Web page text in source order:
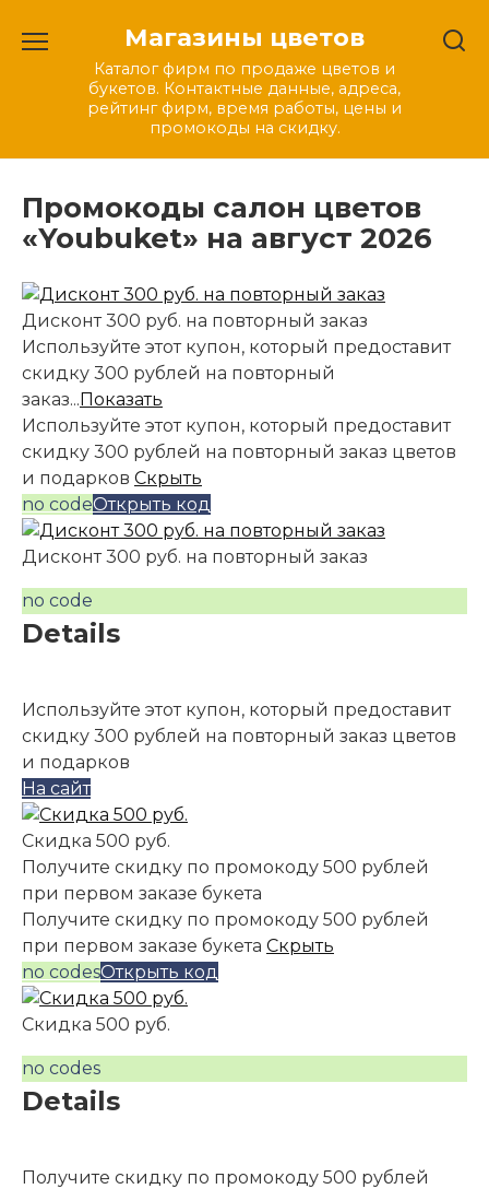
содержанию
Магазины цветов
Каталог фирм по продаже цветов и
букетов. Контактные данные, адреса,
рейтинг фирм, время работы, цены и
промокоды на скидку.
Промокоды салон цветов
«Youbuket» на август 2026
Дисконт 300 руб. на повторный заказ
Используйте этот купон, который предоставит
скидку 300 рублей на повторный
заказ...Показать
Используйте этот купон, который предоставит
скидку 300 рублей на повторный заказ цветов
и подарков Скрыть
no codeОткрыть код
Дисконт 300 руб. на повторный заказ
no code
Details
Используйте этот купон, который предоставит
скидку 300 рублей на повторный заказ цветов
и подарков
На сайт
Скидка 500 руб.
Получите скидку по промокоду 500 рублей
при первом заказе букета
Получите скидку по промокоду 500 рублей
при первом заказе букета Скрыть
no codesОткрыть код
Скидка 500 руб.
no codes
Details
Получите скидку по промокоду 500 рублей